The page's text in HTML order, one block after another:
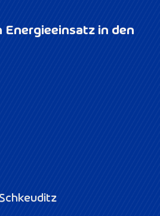
Energieeinsatz in den